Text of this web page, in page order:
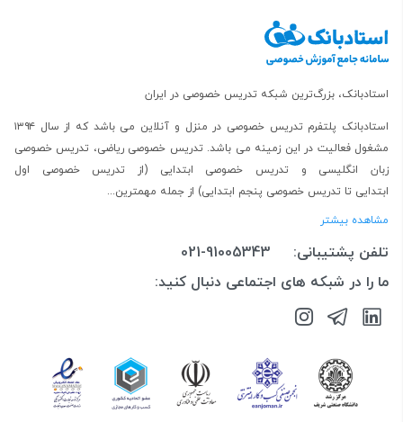
استادبانک، بزرگ‌ترین شبکه تدریس خصوصی در ایران
استادبانک پلتفرم تدریس خصوصی در منزل و آنلاین
می باشد که از سال ۱۳۹۴
مشغول فعالیت در این زمینه می باشد.تدریس خصوصی ریاضی، تدریس خصوصی
زبان انگلیسی و تدریس خصوصی ابتدایی (از
تدریس خصوصی اول
ابتدایی تا تدریس خصوصی پنجم ابتدایی) از جمله مهمترین...
مشاهده بیشتر
تلفن پشتیبانی:
021-91005343
ما را در شبکه های اجتماعی دنبال کنید: